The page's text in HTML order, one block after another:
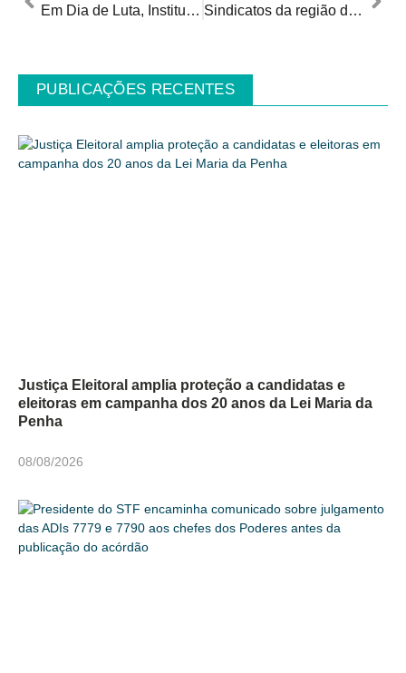
Em Dia de Luta, Instituto Jô Clemente (IJC) mostra conquistas e histórias de inclusão Sindicatos da região de Osasco/SP assumem compromissos pela inclusão no trabalho
PUBLICAÇÕES RECENTES
Justiça Eleitoral amplia proteção a candidatas e
eleitoras em campanha dos 20 anos da Lei Maria da
Penha
08/08/2026